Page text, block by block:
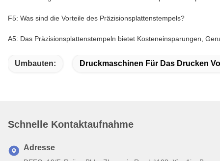
F5: Was sind die Vorteile des Präzisionsplattenstempels?
A5: Das Präzisionsplattenstempeln bietet Kosteneinsparungen,
Umbauten: Druckmaschinen Für Das Drucken
Schnelle Kontaktaufnahme
Adresse